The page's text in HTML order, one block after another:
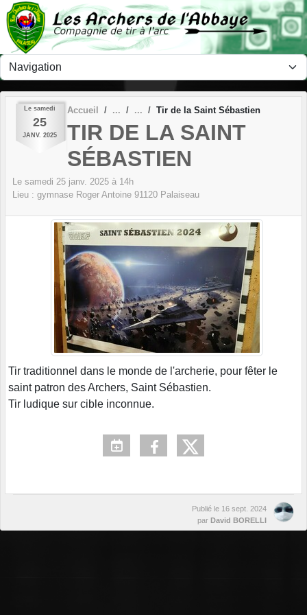
Le samedi
25
JANV. 2025
Accueil Tir de la Saint Sébastien
TIR DE LA SAINT
SÉBASTIEN
Le samedi 25 janv. 2025 à 14h
Lieu : gymnase Roger Antoine 91120 Palaiseau
Tir traditionnel dans le monde de l'archerie, pour fêter le
saint patron des Archers, Saint Sébastien.
Tir ludique sur cible inconnue.
Publié le 16 sept. 2024
par David BORELLI
Panneau de gestion des cookies